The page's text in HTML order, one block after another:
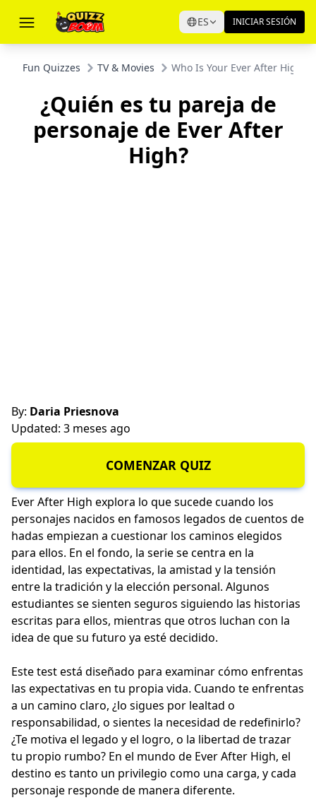
ES INICIAR SESIÓN
Fun Quizzes TV & Movies Who Is Your Ever After High
¿Quién es tu pareja de
personaje de Ever After
High?
By: Daria Priesnova
Updated: 3 meses ago
COMENZAR QUIZ
Ever After High explora lo que sucede cuando los
personajes nacidos en famosos legados de cuentos de
hadas empiezan a cuestionar los caminos elegidos
para ellos. En el fondo, la serie se centra en la
identidad, las expectativas, la amistad y la tensión
entre la tradición y la elección personal. Algunos
estudiantes se sienten seguros siguiendo las historias
escritas para ellos, mientras que otros luchan con la
idea de que su futuro ya esté decidido.
Este test está diseñado para examinar cómo enfrentas
las expectativas en tu propia vida. Cuando te enfrentas
a un camino claro, ¿lo sigues por lealtad o
responsabilidad, o sientes la necesidad de redefinirlo?
¿Te motiva el legado y el logro, o la libertad de trazar
tu propio rumbo? En el mundo de Ever After High, el
destino es tanto un privilegio como una carga, y cada
personaje responde de manera diferente.